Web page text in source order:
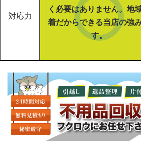
対応力
く必要はありません。地
着だからできる当店の強
す。